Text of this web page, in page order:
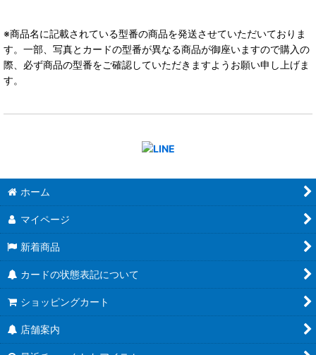
※商品名に記載されている型番の商品を発送させていただいておりま
す。一部、写真とカードの型番が異なる商品が御座いますので購入の
際、必ず商品の型番をご確認していただきますようお願い申し上げま
す。
ホーム
マイページ
新着商品
カードの状態表記について
ショッピングカート
店舗案内